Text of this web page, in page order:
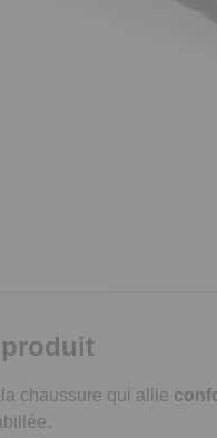
chaussure qui allie